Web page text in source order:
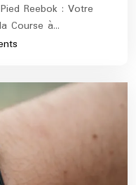
Reebok : Votre
Course à…